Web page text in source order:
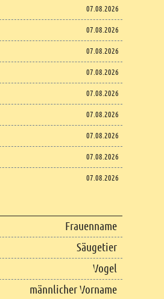
07.08.2026
07.08.2026
07.08.2026
07.08.2026
07.08.2026
07.08.2026
07.08.2026
07.08.2026
07.08.2026
Frauenname
Säugetier
Vogel
männlicher Vorname